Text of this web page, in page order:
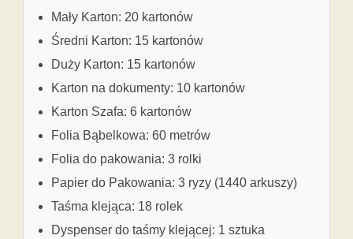
Mały Karton: 20 kartonów
Średni Karton: 15 kartonów
Duży Karton: 15 kartonów
Karton na dokumenty: 10 kartonów
Karton Szafa: 6 kartonów
Folia Bąbelkowa: 60 metrów
Folia do pakowania: 3 rolki
Papier do Pakowania: 3 ryzy (1440 arkuszy)
Taśma klejąca: 18 rolek
Dyspenser do taśmy klejącej: 1 sztuka